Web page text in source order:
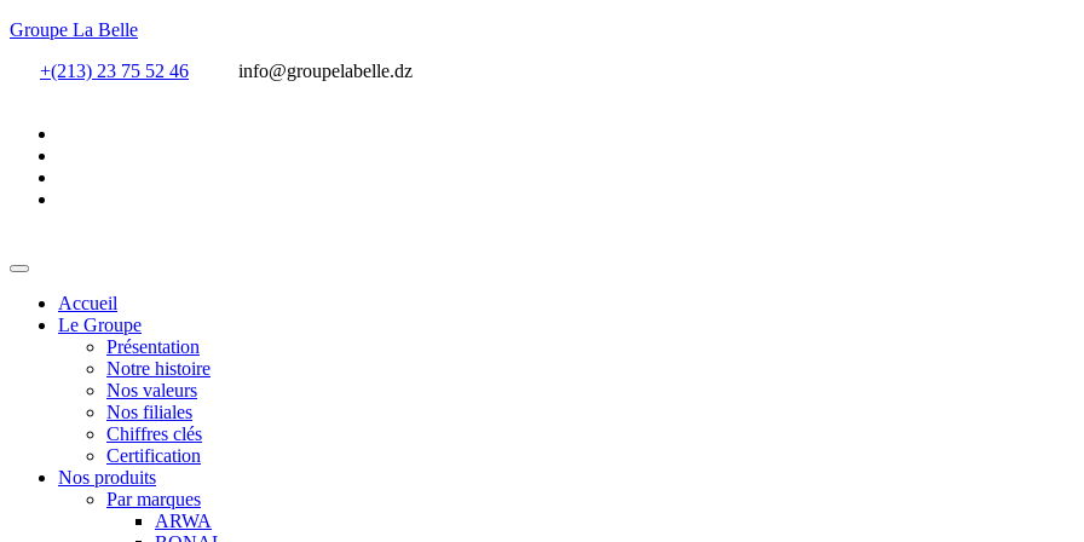
Groupe La Belle
+(213) 23 75 52 46
info@groupelabelle.dz
Accueil
Le Groupe
Présentation
Notre histoire
Nos valeurs
Nos filiales
Chiffres clés
Certification
Nos produits
Par marques
ARWA